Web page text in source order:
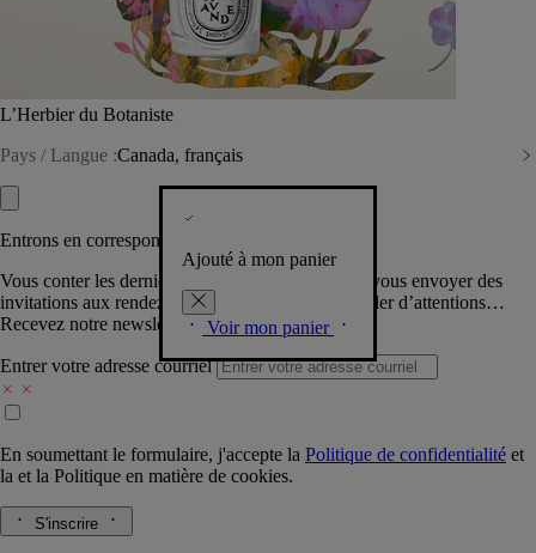
L’Herbier du Botaniste
Pays / Langue :Canada, français
Ajouté à mon panier
Voir mon panier
Entrons en correspondance​
Vous conter les dernières créations de la Maison, vous envoyer des
invitations aux rendez-vous Diptyque, vous combler d’attentions…
Recevez notre newsletter.
Entrer votre adresse courriel
En soumettant le formulaire, j'accepte la Politique de confidentialité et
la et la Politique en matière de cookies.
S'inscrire